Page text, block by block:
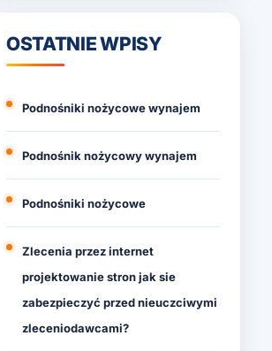
OSTATNIE WPISY
Podnośniki nożycowe wynajem
Podnośnik nożycowy wynajem
Podnośniki nożycowe
Zlecenia przez internet
projektowanie stron jak sie
zabezpieczyć przed nieuczciwymi
zleceniodawcami?